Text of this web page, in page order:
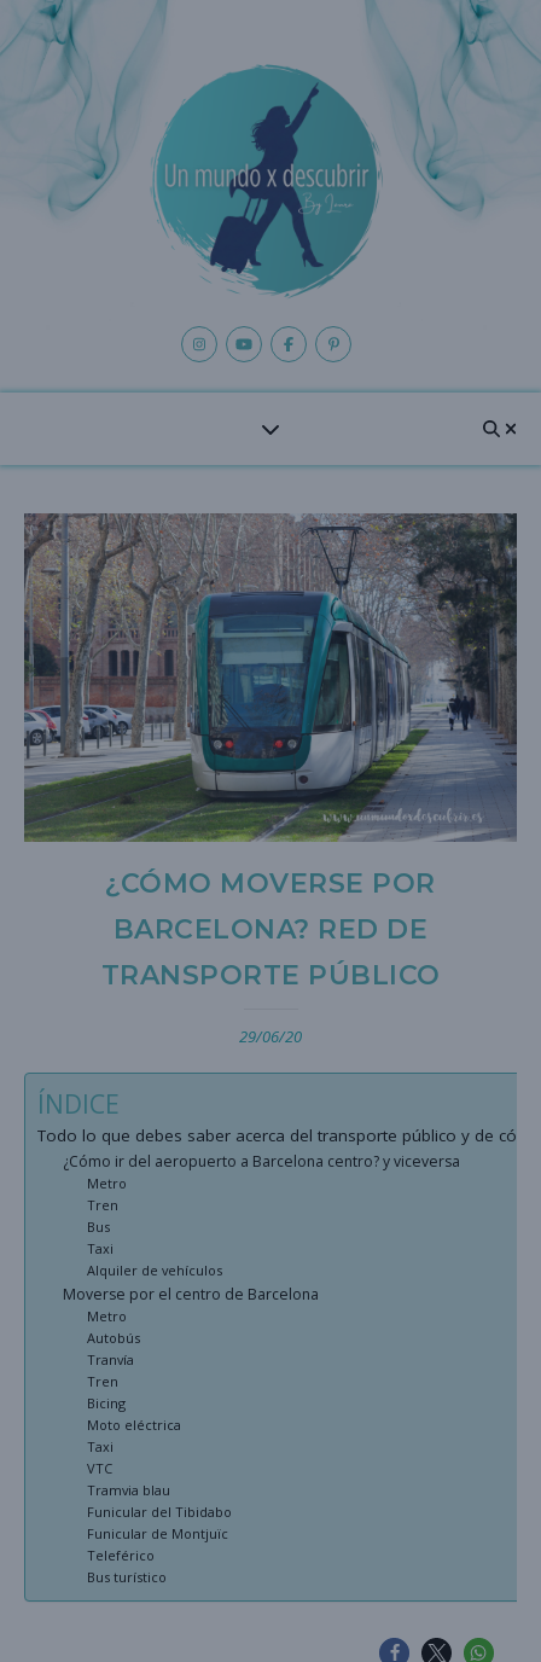
¿CÓMO MOVERSE POR
BARCELONA? RED DE
TRANSPORTE PÚBLICO
29/06/20
ÍNDICE
Todo lo que debes saber acerca del transporte público y de
¿Cómo ir del aeropuerto a Barcelona centro? y viceversa
Metro
Tren
Bus
Taxi
Alquiler de vehículos
Moverse por el centro de Barcelona
Metro
Autobús
Tranvía
Tren
Bicing
Moto eléctrica
Taxi
VTC
Tramvia blau
Funicular del Tibidabo
Funicular de Montjuïc
Teleférico
Bus turístico